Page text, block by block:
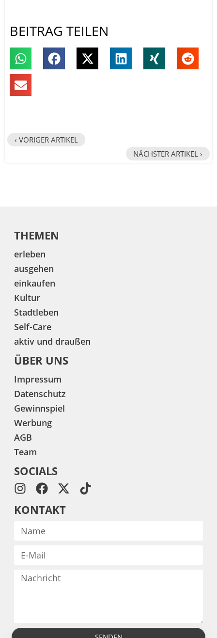
BEITRAG TEILEN
‹ VORIGER ARTIKEL
NÄCHSTER ARTIKEL ›
THEMEN
erleben
ausgehen
einkaufen
Kultur
Stadtleben
Self-Care
aktiv und draußen
ÜBER UNS
Impressum
Datenschutz
Gewinnspiel
Werbung
AGB
Team
SOCIALS
KONTAKT